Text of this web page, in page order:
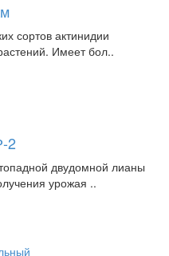
сортов актинидии
Имеет бол..
2
двудомной лианы
урожая ..